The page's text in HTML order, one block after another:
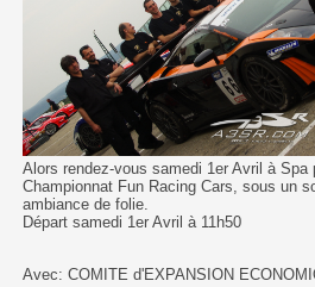
Alors rendez-vous samedi 1er Avril à
Championnat Fun Racing Cars, sous un
ambiance de folie.
Départ samedi 1er Avril à 11h50
Avec: COMITE d'EXPANSION